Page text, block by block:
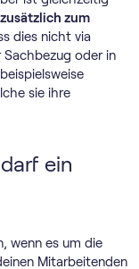
zusätzlich zum
dies nicht via
oder in
sie ihre
ein
wenn es um die
Mitarbeitenden